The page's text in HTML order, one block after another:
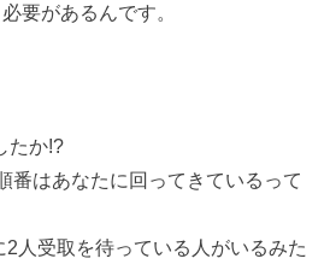
要があるんです。
たか!?
番はあなたに回ってきているって
人受取を待っている人がいるみた